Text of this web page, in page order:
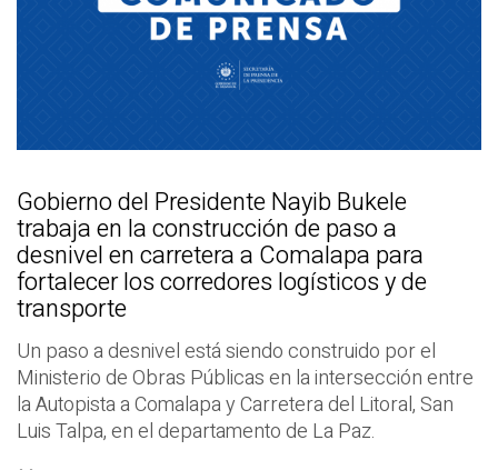
Gobierno del Presidente Nayib Bukele
trabaja en la construcción de paso a
desnivel en carretera a Comalapa para
fortalecer los corredores logísticos y de
transporte
Un paso a desnivel está siendo construido por el
Ministerio de Obras Públicas en la intersección entre
la Autopista a Comalapa y Carretera del Litoral, San
Luis Talpa, en el departamento de La Paz.